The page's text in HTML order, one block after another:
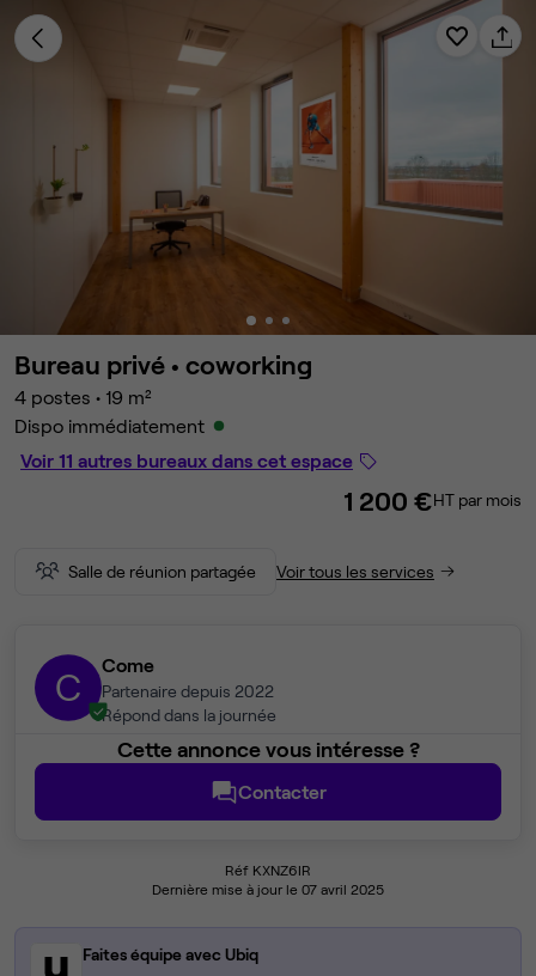
Bureau privé • coworking
4 postes • 19 m²
Dispo immédiatement
Voir 11 autres bureaux dans cet espace
1 200 €HT par mois
Salle de réunion partagée Voir tous les services
C Come
Partenaire depuis 2022
Répond dans la journée
Cette annonce vous intéresse ?
Contacter
Réf KXNZ6IR
Dernière mise à jour le 07 avril 2025
Faites équipe avec Ubiq